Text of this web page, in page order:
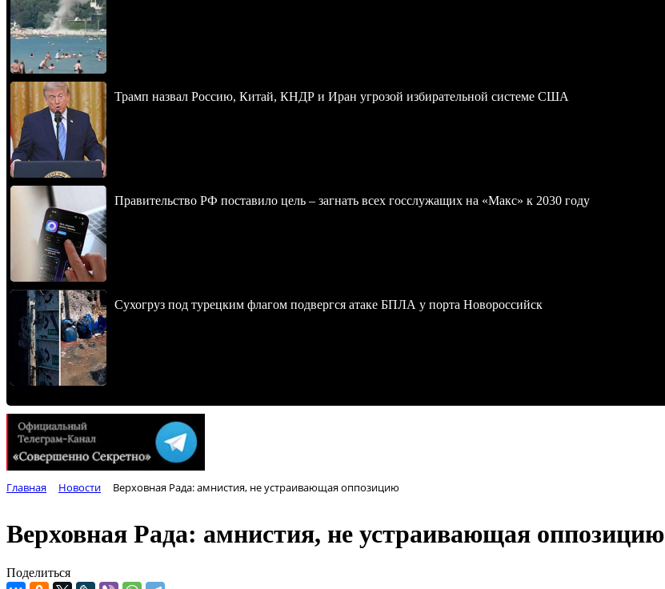
Трамп назвал Россию, Китай, КНДР и Иран угрозой избирательной системе США
Правительство РФ поставило цель – загнать всех госслужащих на «Макс» к 2030 году
Сухогруз под турецким флагом подвергся атаке БПЛА у порта Новороссийск
Главная Новости Верховная Рада: амнистия, не устраивающая оппозицию
Верховная Рада: амнистия, не устраивающая оппозицию
Поделиться